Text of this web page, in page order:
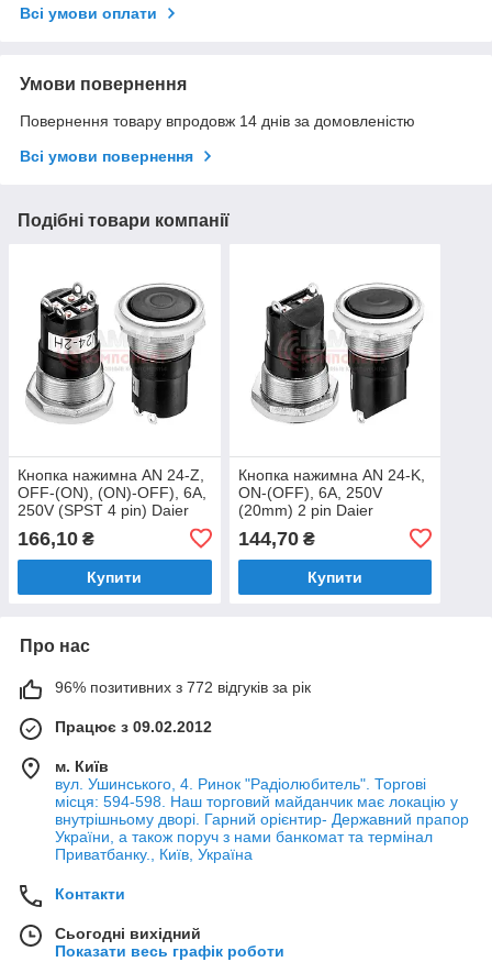
Всі умови оплати
Умови повернення
Повернення товару впродовж 14 днів за домовленістю
Всі умови повернення
Подібні товари компанії
Кнопка нажимна AN 24-Z,
OFF-(ON), (ON)-OFF), 6A,
250V (SPST 4 pin) Daier
166,10 ₴
Купити
Кнопка нажимна AN 24-K,
ON-(OFF), 6A, 250V
(20mm) 2 pin Daier
(нормально замкнута на
розмикання)
144,70₴
Купити
Про нас
96% позитивних з 772 відгуків за рік
Працює з 09.02.2012
м. Київ
вул. Ушинського, 4. Ринок "Радіолюбитель". Торгові
місця: 594-598. Наш торговий майданчик має локацію у
внутрішньому дворі. Гарний орієнтир- Державний прапор
України, а також поруч з нами банкомат та термінал
Приватбанку., Київ, Україна
Контакти
Сьогодні вихідний
Показати весь графік роботи